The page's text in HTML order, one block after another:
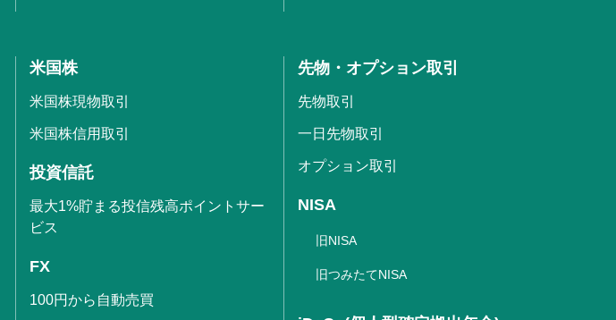
米国株
米国株現物取引
米国株信用取引
投資信託
最大1%貯まる投信残高ポイントサー
ビス
FX
100円から自動売買
先物・オプション取引
先物取引
一日先物取引
オプション取引
NISA
旧NISA
旧つみたてNISA